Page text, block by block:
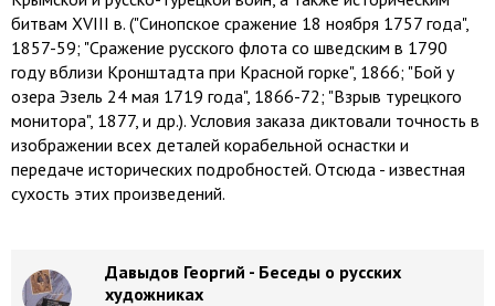
битвам XVIII в. ("Синопское сражение 18 ноября 1757 года",
1857-59; "Сражение русского флота со шведским в 1790
году вблизи Кронштадта при Красной горке", 1866; "Бой у
озера Эзель 24 мая 1719 года", 1866-72; "Взрыв турецкого
монитора", 1877, и др.). Условия заказа диктовали точность в
изображении всех деталей корабельной оснастки и
передаче исторических подробностей. Отсюда - известная
сухость этих произведений.
Давыдов Георгий - Беседы о русских
художниках